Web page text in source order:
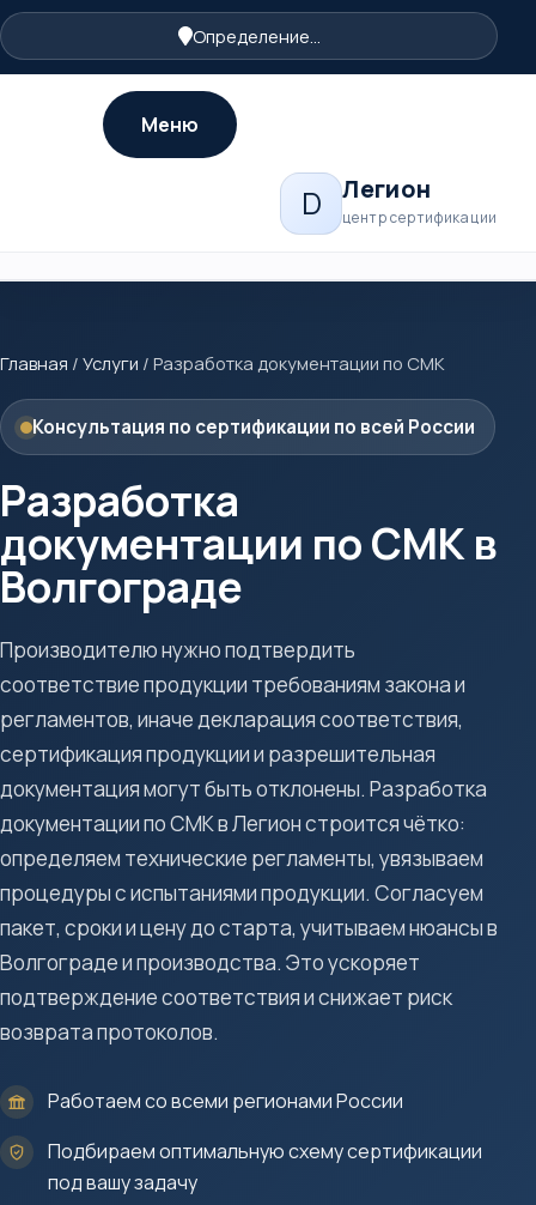
Определение...
D Легион
центр сертификации
Меню
Главная / Услуги / Разработка документации по СМК
Консультация по сертификации по всей России
Разработка
документации по СМК в
Волгограде
Производителю нужно подтвердить
соответствие продукции требованиям закона и
регламентов, иначе декларация соответствия,
сертификация продукции и разрешительная
документация могут быть отклонены. Разработка
документации по СМК в Легион строится чётко:
определяем технические регламенты, увязываем
процедуры с испытаниями продукции. Согласуем
пакет, сроки и цену до старта, учитываем нюансы в
Волгограде и производства. Это ускоряет
подтверждение соответствия и снижает риск
возврата протоколов.
Работаем со всеми регионами России
Подбираем оптимальную схему сертификации
под вашу задачу